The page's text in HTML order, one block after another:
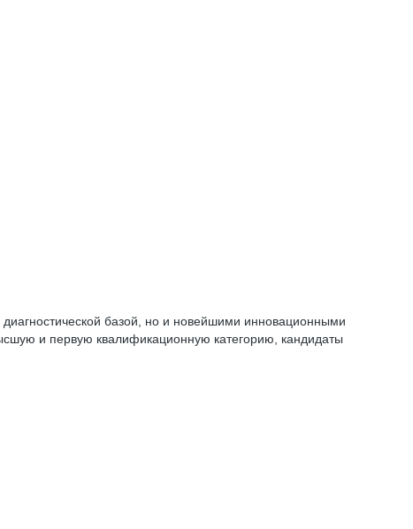
базой, но и новейшими инновационными
и первую квалификационную категорию, кандидаты